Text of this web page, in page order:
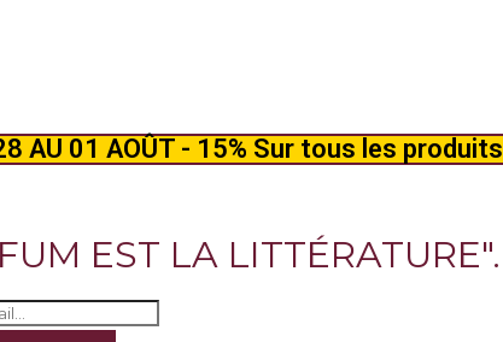
AU 01 AOÛT - 15% Sur tous les produits
EST LA LITTÉRATURE".